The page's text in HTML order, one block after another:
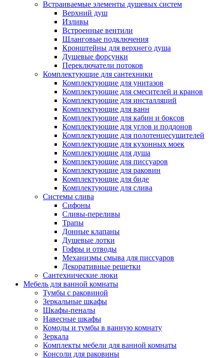
Встраиваемые элементы душевых систем
Верхний душ
Изливы
Встроенные вентили
Шланговые подключения
Кронштейны для верхнего душа
Душевые форсунки
Переключатели потоков
Комплектующие для сантехники
Комплектующие для унитазов
Комплектующие для смесителей и кранов
Комплектующие для инсталляций
Комплектующие для ванн
Комплектующие для кабин и боксов
Комплектующие для углов и поддонов
Комплектующие для полотенцесушителей
Комплектующие для кухонных моек
Комплектующие для душа
Комплектующие для писсуаров
Комплектующие для раковин
Комплектующие для биде
Комплектующие для слива
Системы слива
Сифоны
Сливы-переливы
Трапы
Донные клапаны
Душевые лотки
Гофры и отводы
Механизмы смыва для писсуаров
Декоративные решетки
Сантехнические люки
Мебель для ванной комнаты
Тумбы с раковиной
Зеркальные шкафы
Шкафы-пеналы
Навесные шкафы
Комоды и тумбы в ванную комнату
Зеркала
Комплекты мебели для ванной комнаты
Консоли для раковины